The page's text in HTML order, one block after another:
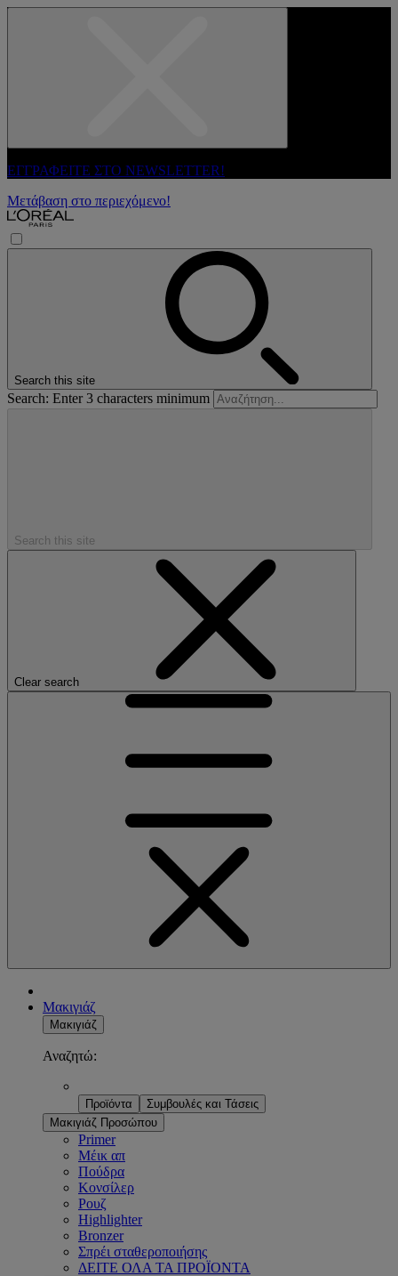
ΕΓΓΡΑΦΕΙΤΕ ΣΤΟ NEWSLETTER!
Μετάβαση στο περιεχόμενο!
Search this site
Search: Enter 3 characters minimum
Search this site
Clear search
Μακιγιάζ
Μακιγιάζ
Αναζητώ:
Προϊόντα
Συμβουλές και Τάσεις
Μακιγιάζ Προσώπου
Primer
Μέικ απ
Πούδρα
Κονσίλερ
Ρουζ
Highlighter
Bronzer
Σπρέι σταθεροποιήσης
ΔΕΙΤΕ ΟΛΑ ΤΑ ΠΡΟΪΟΝΤΑ